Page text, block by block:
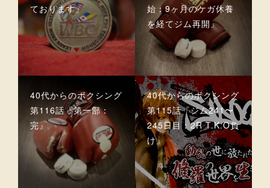
ております』
始：9ヶ月のケガ休養
を経てジム再開』
40代からのボクシング
第116話『第一部：
完』
40代からのボクシング
第115話『ジム241〜
245日目：2R T.K.O負
け』